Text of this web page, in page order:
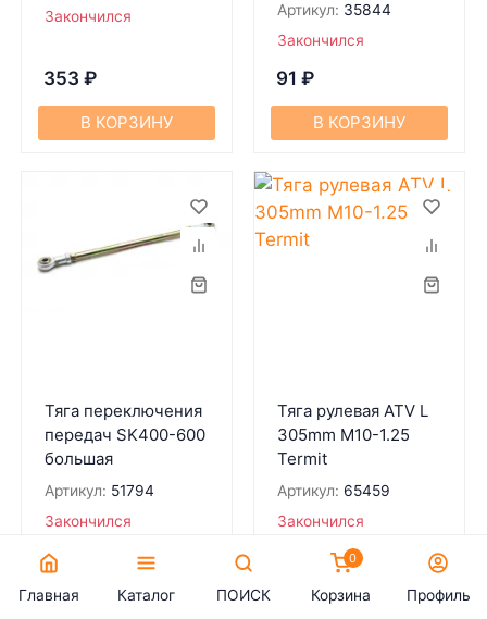
Закончился
353 ₽
В КОРЗИНУ
Артикул: 35844
Закончился
91 ₽
В КОРЗИНУ
Тяга переключения
передач SK400-600
большая
Артикул: 51794
Закончился
571
В КОРЗИНУ
Тяга рулевая ATV L
305mm M10-1.25
Termit
Артикул: 65459
Закончился
₽
В КОРЗИНУ
Главная Каталог ПОИСК
0
Корзина Профиль